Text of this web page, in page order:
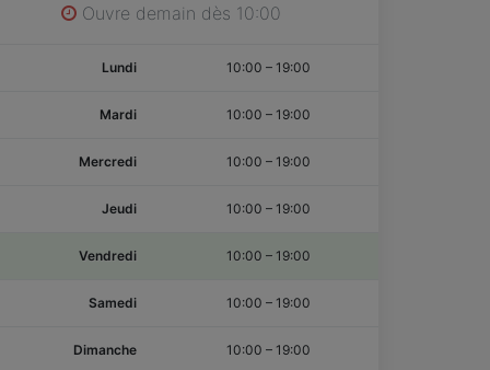
Ouvre demain dès 10:00
Lundi 10:00 – 19:00
Mardi 10:00 – 19:00
Mercredi 10:00 – 19:00
Jeudi 10:00 – 19:00
Vendredi 10:00 – 19:00
Samedi 10:00 – 19:00
Dimanche 10:00 – 19:00